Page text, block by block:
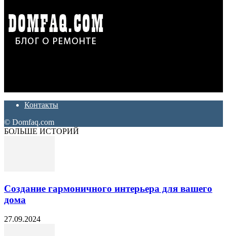
Контакты
© Domfaq.com
БОЛЬШЕ ИСТОРИЙ
Создание гармоничного интерьера для вашего
дома
27.09.2024